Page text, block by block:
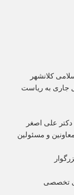
کلانشهر
جاری به ریاست
علی اصغر
و‌ مسئولین